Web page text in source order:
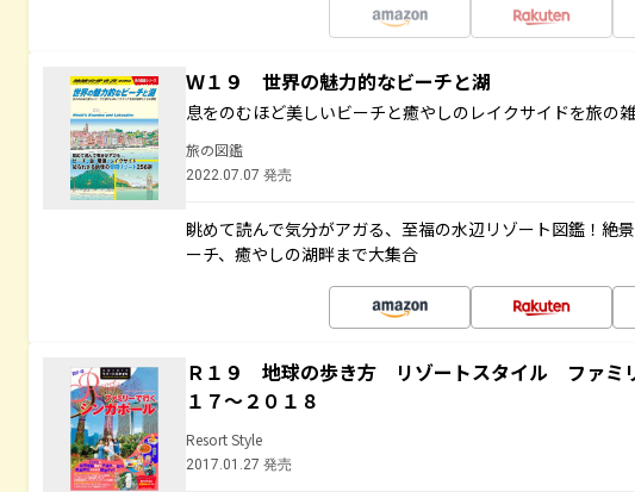
Ｗ１９ 世界の魅力的なビーチと湖
息をのむほど美しいビーチと癒やしのレイクサイドを旅の
旅の図鑑
2022.07.07 発売
眺めて読んで気分がアガる、至福の水辺リゾート図鑑！絶
ーチ、癒やしの湖畔まで大集合
Ｒ１９ 地球の歩き方 リゾートスタイル ファミ
１７～２０１８
Resort Style
2017.01.27 発売